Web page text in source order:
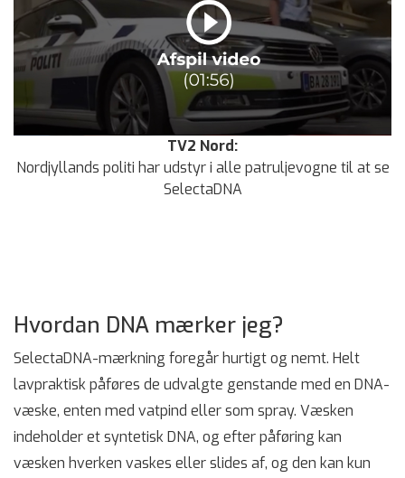
TV2 Nord:
Nordjyllands politi har udstyr i alle patruljevogne til at se
SelectaDNA
Hvordan DNA mærker jeg?
SelectaDNA-mærkning foregår hurtigt og nemt. Helt
lavpraktisk påføres de udvalgte genstande med en DNA-
væske, enten med vatpind eller som spray. Væsken
indeholder et syntetisk DNA, og efter påføring kan
væsken hverken vaskes eller slides af, og den kan kun